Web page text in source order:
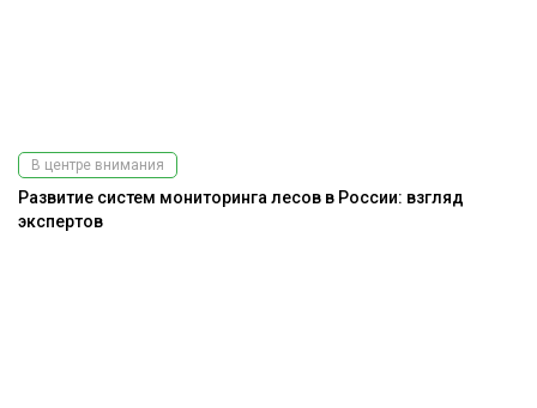
В центре внимания
Развитие систем мониторинга лесов в России: взгляд
экспертов